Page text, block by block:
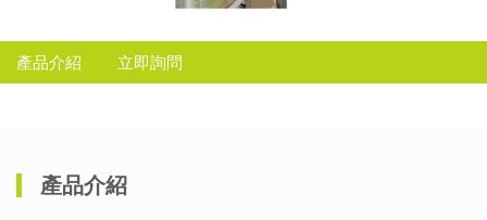
產品介紹 立即詢問
產品介紹